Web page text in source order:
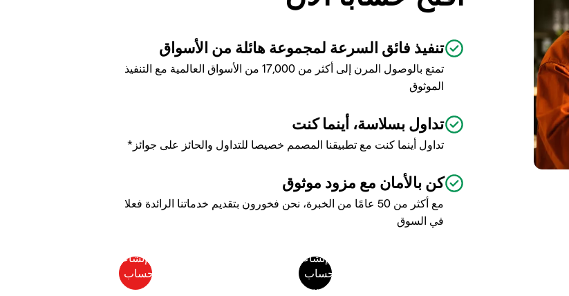
تنفيذ فائق السرعة لمجموعة هائلة من الأسواق
تمتع بالوصول المرن إلى أكثر من 17,000 من الأسواق العالمية مع التنفيذ
الموثوق
تداول بسلاسة، أينما كنت
تداول أينما كنت مع تطبيقنا المصمم خصيصا للتداول والحائز على جوائز*
كن بالأمان مع مزود موثوق
مع أكثر من 50 عامًا من الخبرة، نحن فخورون بتقديم خدماتنا الرائدة فعلا
في السوق